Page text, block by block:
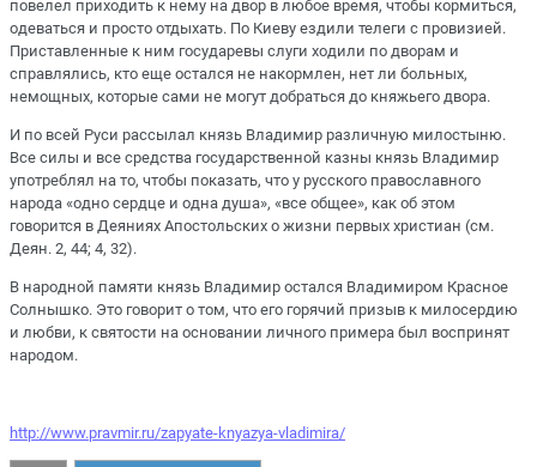
повелел приходить к нему на двор в любое время, чтобы кормиться,
одеваться и просто отдыхать. По Киеву ездили телеги с провизией.
Приставленные к ним государевы слуги ходили по дворам и
справлялись, кто еще остался не накормлен, нет ли больных,
немощных, которые сами не могут добраться до княжьего двора.
И по всей Руси рассылал князь Владимир различную милостыню.
Все силы и все средства государственной казны князь Владимир
употреблял на то, чтобы показать, что у русского православного
народа «одно сердце и одна душа», «все общее», как об этом
говорится в Деяниях Апостольских о жизни первых христиан (см.
Деян. 2, 44; 4, 32).
В народной памяти князь Владимир остался Владимиром Красное
Солнышко. Это говорит о том, что его горячий призыв к милосердию
и любви, к святости на основании личного примера был воспринят
народом.
http://www.pravmir.ru/zapyate-knyazya-vladimira/